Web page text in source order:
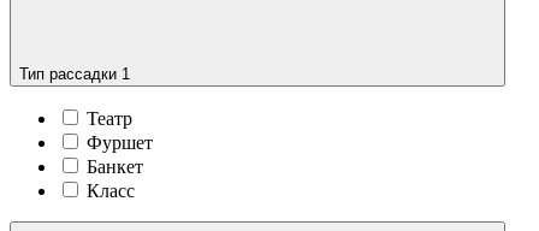
Тип рассадки 1
Театр
Фуршет
Банкет
Класс